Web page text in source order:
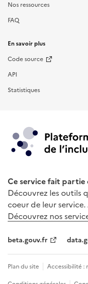
Nos ressources
FAQ
En savoir plus
Code source
API
Statistiques
Ce service fait
Découvrez les outils
coeur de leur
Découvrez nos
beta.gouv.fr
Plan du site Accessibilité :